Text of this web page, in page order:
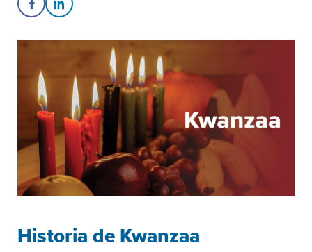
Share on Facebook
Share on LinkedIn
Historia de Kwanzaa